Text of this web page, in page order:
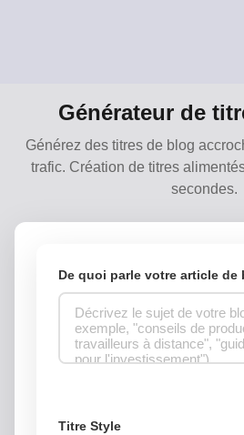
Générateur de
Générez des titres de blog
trafic. Création de titres
secondes.
De quoi parle votre article de
Titre Style